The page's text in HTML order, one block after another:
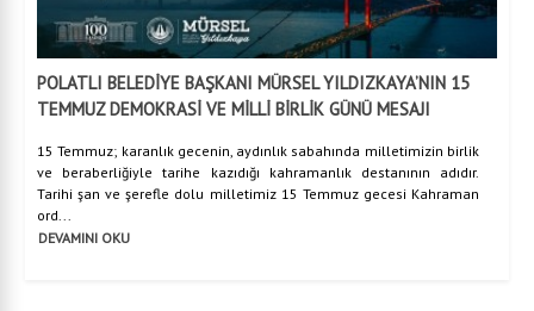
POLATLI BELEDİYE BAŞKANI MÜRSEL YILDIZKAYA’NIN 15
TEMMUZ DEMOKRASİ VE MİLLİ BİRLİK GÜNÜ MESAJI
15 Temmuz; karanlık gecenin, aydınlık sabahında milletimizin birlik
ve beraberliğiyle tarihe kazıdığı kahramanlık destanının adıdır.
Tarihi şan ve şerefle dolu milletimiz 15 Temmuz gecesi Kahraman
ord...
DEVAMINI OKU